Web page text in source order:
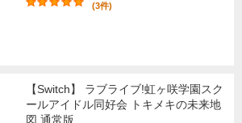
(3件)
【Switch】 ラブライブ!虹ヶ咲学園スク
ールアイドル同好会 トキメキの未来地
図 通常版